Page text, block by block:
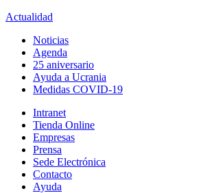
Actualidad
Noticias
Agenda
25 aniversario
Ayuda a Ucrania
Medidas COVID-19
Intranet
Tienda Online
Empresas
Prensa
Sede Electrónica
Contacto
Ayuda